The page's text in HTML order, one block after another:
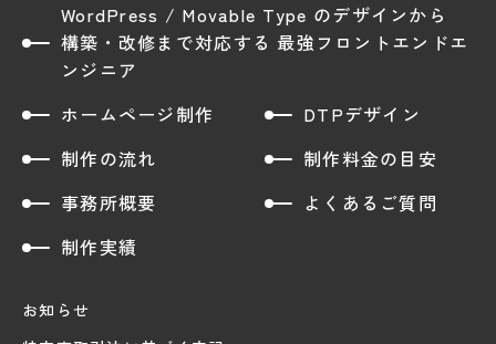
WordPress / Movable Type のデザインから
構築・改修まで対応する 最強フロントエンドエ
ンジニア
ホームページ制作
DTPデザイン
制作の流れ
制作料金の目安
事務所概要
よくあるご質問
制作実績
お知らせ